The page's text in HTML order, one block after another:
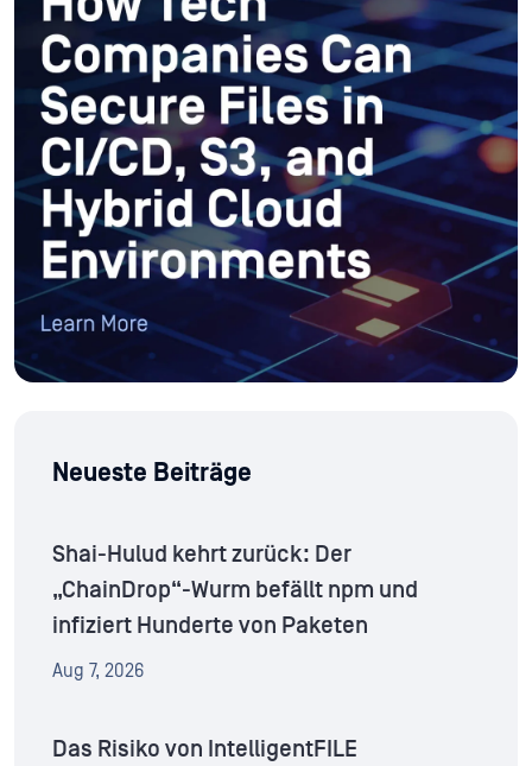
Neueste Beiträge
Shai-Hulud kehrt zurück: Der
„ChainDrop“-Wurm befällt npm und
infiziert Hunderte von Paketen
Aug 7, 2026
Das Risiko von IntelligentFILE